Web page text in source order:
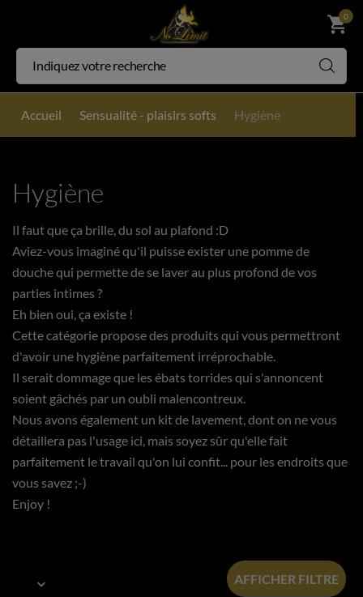
shopping_cart
0
Accueil Sensualité - plaisirs softs Hygiène
Hygiène
Il faut que ça brille, du sol au plafond :D
Aviez-vous imaginé qu'il puisse exister une pomme de
douche qui permette de se laver au plus profond de vos
parties intimes ?
Eh bien oui, ça existe !
Cette catégorie propose des produits qui vous permettront
d'avoir une hygiène parfaitement irréprochable.
Il serait dommage que les ébats torrides qui s'annoncent
soient gâchés par un oubli malencontreux.
Nous avons également un kit de lavement, dont on ne vous
détaillera pas l'usage ici, mais soyez sûr qu'elle fait
parfaitement le travail qu'on lui confit... pour les endroits que
vous savez ;-)
Enjoy !
 AFFICHER FILTRE